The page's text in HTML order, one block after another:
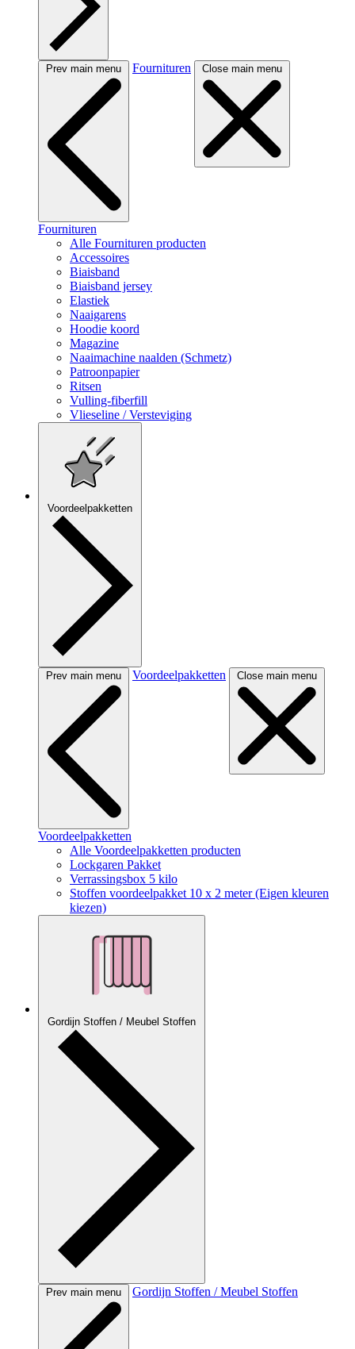
Prev main menu Fournituren Close main menu
Fournituren
Alle Fournituren producten
Accessoires
Biaisband
Biaisband jersey
Elastiek
Naaigarens
Hoodie koord
Magazine
Naaimachine naalden (Schmetz)
Patroonpapier
Ritsen
Vulling-fiberfill
Vlieseline / Versteviging
Voordeelpakketten
Prev main menu Voordeelpakketten Close main menu
Voordeelpakketten
Alle Voordeelpakketten producten
Lockgaren Pakket
Verrassingsbox 5 kilo
Stoffen voordeelpakket 10 x 2 meter (Eigen kleuren
kiezen)
Gordijn Stoffen / Meubel Stoffen
Prev main menu Gordijn Stoffen / Meubel Stoffen